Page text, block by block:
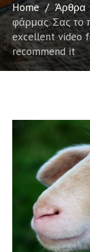
Home / Άρθρα
φάρμας. Σας το
excellent video
recommend it